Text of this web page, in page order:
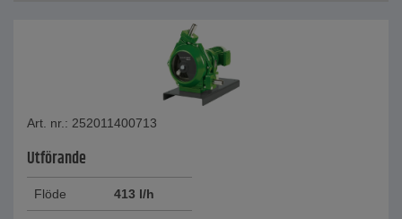
Art. nr.: 252011400713
Utförande
Flöde 413 l/h